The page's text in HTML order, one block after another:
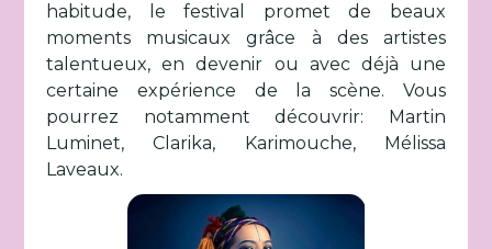
habitude, le festival promet de beaux
moments musicaux grâce à des artistes
talentueux, en devenir ou avec déjà une
certaine expérience de la scène. Vous
pourrez notamment découvrir: Martin
Luminet, Clarika, Karimouche, Mélissa
Laveaux.